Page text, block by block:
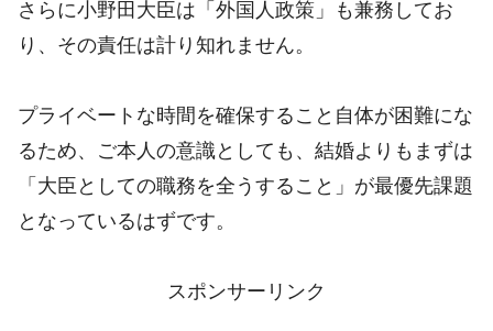
さらに小野田大臣は「外国人政策」も兼務してお
り、その責任は計り知れません。
プライベートな時間を確保すること自体が困難にな
るため、ご本人の意識としても、結婚よりもまずは
「大臣としての職務を全うすること」が最優先課題
となっているはずです。
スポンサーリンク